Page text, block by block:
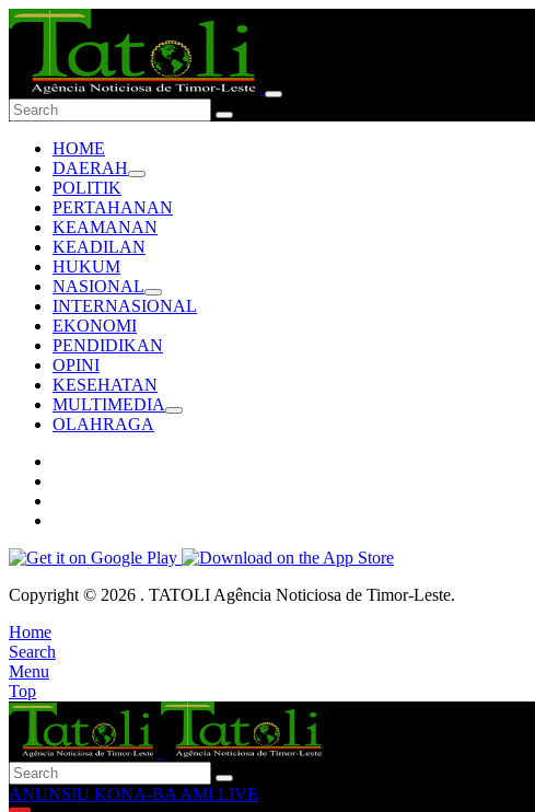
HOME
DAERAH
POLITIK
PERTAHANAN
KEAMANAN
KEADILAN
HUKUM
NASIONAL
INTERNASIONAL
EKONOMI
PENDIDIKAN
OPINI
KESEHATAN
MULTIMEDIA
OLAHRAGA
Copyright © 2026 . TATOLI Agência Noticiosa de Timor-Leste.
Home
Search
Menu
Top
ANUNSIU KONA-BA AMI LIVE